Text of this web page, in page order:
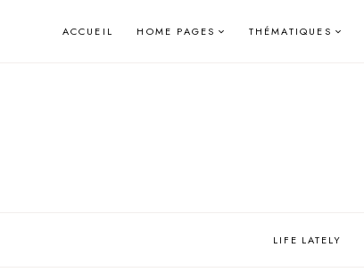
ACCUEIL HOME PAGES THÉMATIQUES
LIFE LATELY